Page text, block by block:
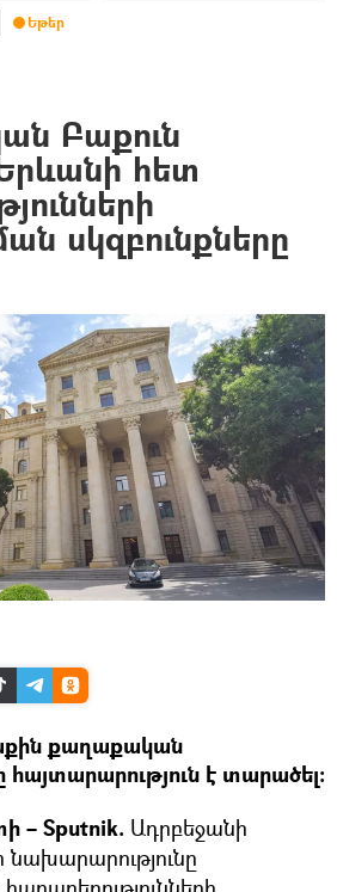
Եթեր
Բաքուն
հետ
սկզբունքները
քաղաքական
հայտարարություն է տարածել։
– Sputnik. Ադրբեջանի